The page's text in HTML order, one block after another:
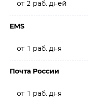
от 2 раб. дней
EMS
от 1 раб. дня
Почта России
от 1 раб. дня